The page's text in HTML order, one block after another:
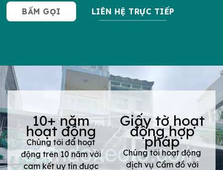
BẤM GỌI LIÊN HỆ TRỰC TIẾP
10+ năm
hoạt động
Chúng tôi đã hoạt
động trên 10 năm với
cam kết uy tín được
Giấy tờ hoạt
động hợp
pháp
Chúng tôi hoạt động
dịch vụ Cầm đồ với